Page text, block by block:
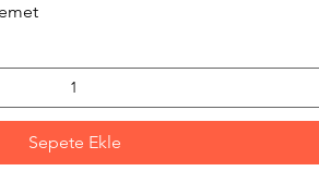
Sepete Ekle